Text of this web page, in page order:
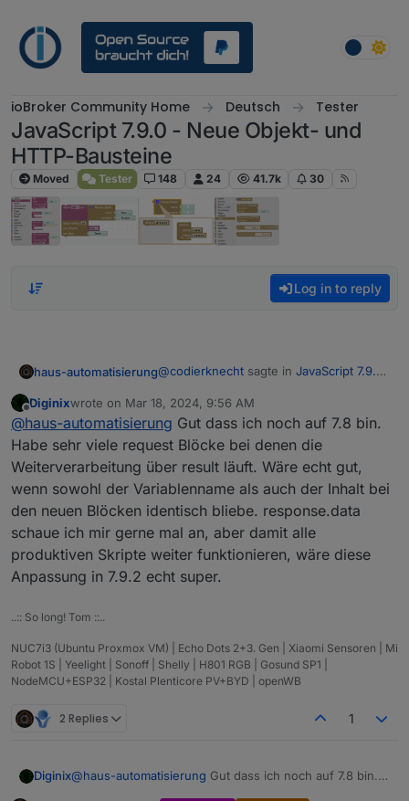
ioBroker Community Home Deutsch Tester
JavaScript 7.9.0 - Neue Objekt- und
HTTP-Bausteine
Moved Tester 148 24 41.7k 30
Log in to reply
haus-automatisierung@codierknecht sagte in JavaScript 7.9.0
Kannst Du dann auch vielleicht
gleich die Variable anlegen?
Ja - steht noch auf ToDo dass ich mir
anschaue wie das in Blockly funktioniert.
Offline
Diginixwrote on Mar 18, 2024, 9:56 AM
last edited by
@haus-automatisierung Gut dass ich noch auf 7.8 bin.
Habe sehr viele request Blöcke bei denen die
Weiterverarbeitung über result läuft. Wäre echt gut,
wenn sowohl der Variablenname als auch der Inhalt bei
den neuen Blöcken identisch bliebe. response.data
schaue ich mir gerne mal an, aber damit alle
produktiven Skripte weiter funktionieren, wäre diese
Anpassung in 7.9.2 echt super.
..:: So long! Tom ::..
NUC7i3 (Ubuntu Proxmox VM) | Echo Dots 2+3. Gen | Xiaomi Sensoren | Mi
Robot 1S | Yeelight | Sonoff | Shelly | H801 RGB | Gosund SP1 |
NodeMCU+ESP32 | Kostal Plenticore PV+BYD | openWB
2 Replies 1
Diginix@haus-automatisierung Gut dass ich noch auf 7.8 bin.